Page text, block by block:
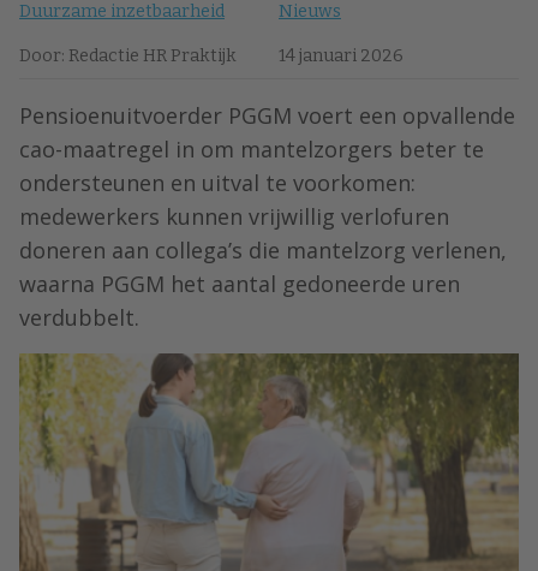
Duurzame inzetbaarheid Nieuws
Door: Redactie HR Praktijk 14 januari 2026
Pensioenuitvoerder PGGM voert een opvallende
cao-maatregel in om mantelzorgers beter te
ondersteunen en uitval te voorkomen:
medewerkers kunnen vrijwillig verlofuren
doneren aan collega’s die mantelzorg verlenen,
waarna PGGM het aantal gedoneerde uren
verdubbelt.